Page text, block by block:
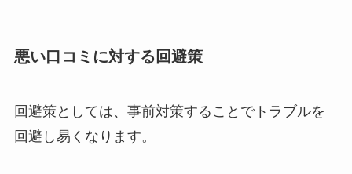
悪い口コミに対する回避策
回避策としては、事前対策することでトラブルを
回避し易くなります。